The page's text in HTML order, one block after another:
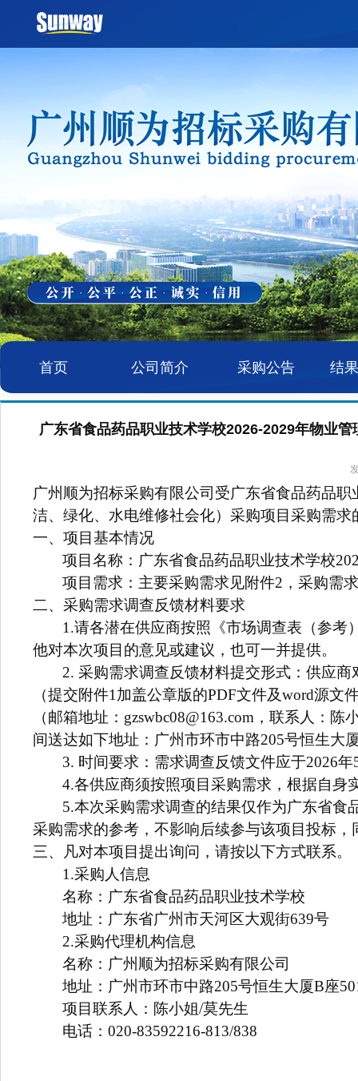
首页 公司简介 采购公告 结
广东省食品药品职业技术学校2026-2029年物业
广州顺为招标采购有限公司受广东省食品药品
洁、绿化、水电维修社会化）采购项目采购需
一、项目基本情况
项目名称：广东省食品药品职业技术学校
项目需求：主要采购需求见附件2，采购需
二、采购需求调查反馈材料要求
1.请各潜在供应商按照《市场调查表（参考
他对本次项目的意见或建议，也可一并提供。
2. 采购需求调查反馈材料提交形式：供应
（提交附件1加盖公章版的PDF文件及word源
（邮箱地址：gzswbc08@163.com，联系人：
间送达如下地址：广州市环市中路205号恒生大
3. 时间要求：需求调查反馈文件应于2026
4.各供应商须按照项目采购需求，根据自身
5.本次采购需求调查的结果仅作为广东省食
采购需求的参考，不影响后续参与该项目投标
三、凡对本项目提出询问，请按以下方式联系。
1.采购人信息
名称：广东省食品药品职业技术学校
地址：广东省广州市天河区大观街639号
2.采购代理机构信息
名称：广州顺为招标采购有限公司
地址：广州市环市中路205号恒生大厦B座
项目联系人：陈小姐/莫先生
电话：020-83592216-813/838